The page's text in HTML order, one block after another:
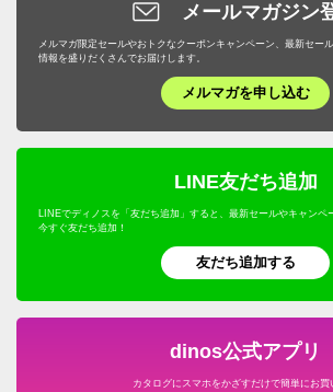
メールマガジン
メルマガ限定セールやおトクなクーポンキャンペーン、最新セー
情報を盛りだくさんでお届けします。
メルマガを申し込む
LINE友だち追加
LINEでディノスを「友だち追加」すると、最新セールやキャンペ
今すぐ友だち追加！
友だち追加する
dinos公式アプリ
カタログにスマホをかざすだけで簡単にお買